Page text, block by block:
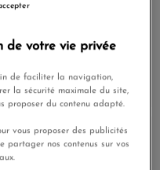
Acier
475,00 €
En Stock
de votre vie privée
de faciliter la navigation,
la sécurité maximale du site,
proposer du contenu adapté.
vous proposer des publicités
partager nos contenus sur vos